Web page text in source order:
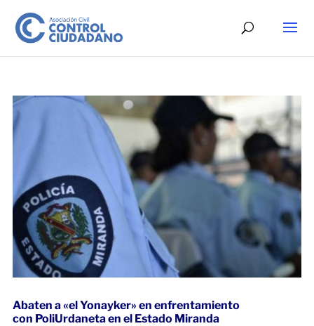
Abaten a «el Yonayker» en enfrentamiento
con PoliUrdaneta en el Estado Miranda